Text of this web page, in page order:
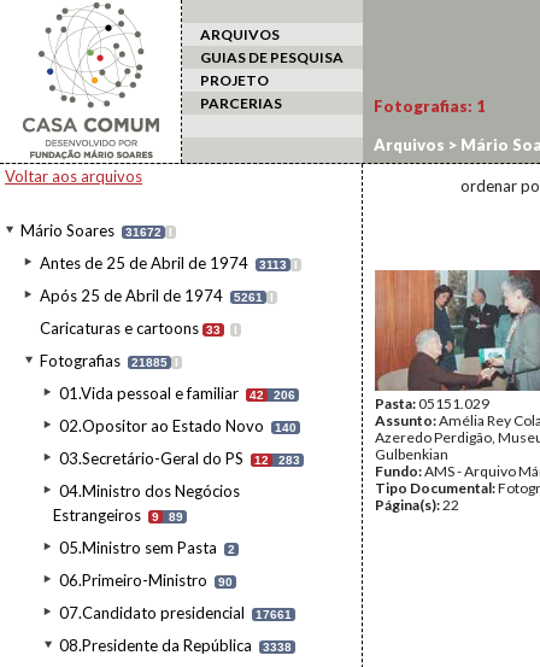
ARQUIVOS
GUIAS DE PESQUISA
PROJETO
PARCERIAS
Voltar aos arquivos
Mário Soares 31672 I
Antes de 25 de Abril de 1974 3113 I
Após 25 de Abril de 1974 5261 I
Caricaturas e cartoons 33 I
Fotografias 21885 I
01.Vida pessoal e familiar 42 206
02.Opositor ao Estado Novo 140
03.Secretário-Geral do PS 12 283
04.Ministro dos Negócios
Estrangeiros
9 89
05.Ministro sem Pasta 2
06.Primeiro-Ministro 90
07.Candidato presidencial 17661
08.Presidente da República 3338
Fotografias: 1
Arquivos > Mário
ordenar
Pasta:05151.029
Assunto:Amélia Rey
Azeredo Perdigão,
Gulbenkian
Fundo:AMS - Arquivo
Tipo Documental:
Página(s):22